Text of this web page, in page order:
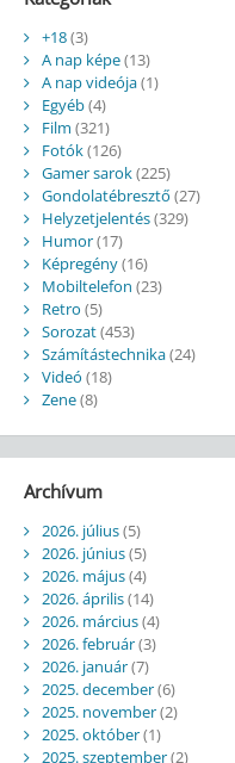
+18(3)
A nap képe(13)
A nap videója(1)
Egyéb(4)
Film (321)
Fotók(126)
Gamer sarok(225)
Gondolatébresztő (27)
Helyzetjelentés(329)
Humor(17)
Képregény(16)
Mobiltelefon (23)
Retro (5)
Sorozat(453)
Számítástechnika(24)
Videó (18)
Zene(8)
Archívum
2026. július(5)
2026. június(5)
2026. május(4)
2026. április(14)
2026. március(4)
2026. február(3)
2026. január(7)
2025. december(6)
2025. november(2)
2025. október(1)
2025. szeptember(2)